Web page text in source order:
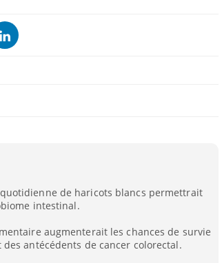
de haricots blancs permettrait
intestinal.
augmenterait les chances de survie
antécédents de cancer colorectal.